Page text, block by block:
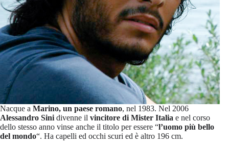
Nacque a Marino, un paese romano, nel 1983. Nel 2006
Alessandro Sini divenne il vincitore di Mister Italia e nel corso
dello stesso anno vinse anche il titolo per essere “l’uomo più bello
del mondo“. Ha capelli ed occhi scuri ed è altro 196 cm.